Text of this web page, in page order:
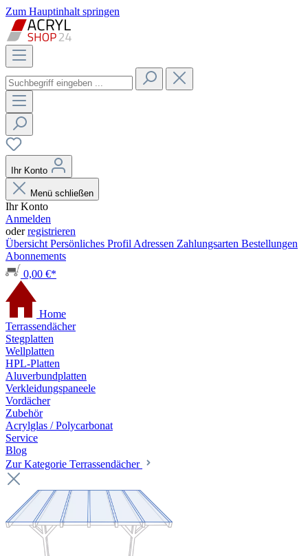
Zum Hauptinhalt springen
Ihr Konto
Menü schließen
Ihr Konto
Anmelden
oderregistrieren
Übersicht Persönliches Profil Adressen Zahlungsarten Bestellungen
Abonnements
0,00 €*
Home
Terrassendächer
Stegplatten
Wellplatten
HPL-Platten
Aluverbundplatten
Verkleidungspaneele
Vordächer
Zubehör
Acrylglas / Polycarbonat
Service
Blog
Zur Kategorie Terrassendächer